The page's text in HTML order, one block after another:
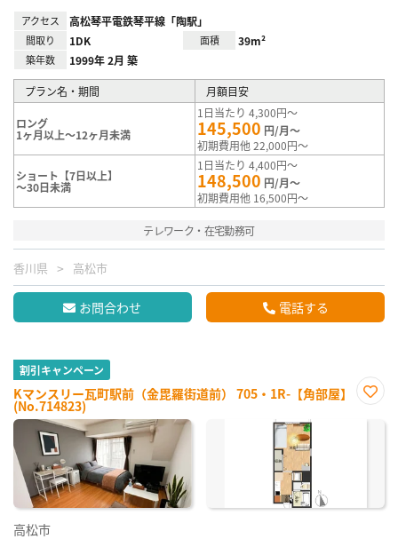
アクセス 高松琴平電鉄琴平線「陶駅」
間取り 1DK 面積 39m²
築年数 1999年 2月 築
プラン名・期間 月額目安
ロング
1ヶ月以上～12ヶ月未満
1日当たり 4,300円～
145,500 円/月～
初期費用他 22,000円～
ショート【7日以上】
～30日未満
1日当たり 4,400円～
148,500 円/月～
初期費用他 16,500円～
テレワーク・在宅勤務可
香川県 高松市
お問合わせ 電話する
割引キャンペーン
Kマンスリー瓦町駅前（金毘羅街道前） 705・1R-【角部屋】
(No.714823)
に入
高松市